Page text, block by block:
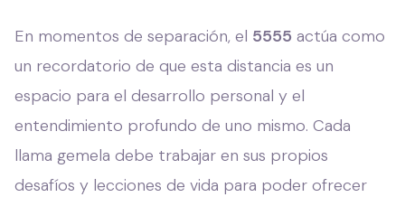
En momentos de separación, el 5555 actúa como
un recordatorio de que esta distancia es un
espacio para el desarrollo personal y el
entendimiento profundo de uno mismo. Cada
llama gemela debe trabajar en sus propios
desafíos y lecciones de vida para poder ofrecer